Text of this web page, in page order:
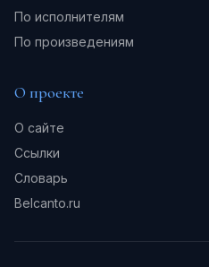
По исполнителям
По произведениям
О проекте
О сайте
Ссылки
Словарь
Belcanto.ru